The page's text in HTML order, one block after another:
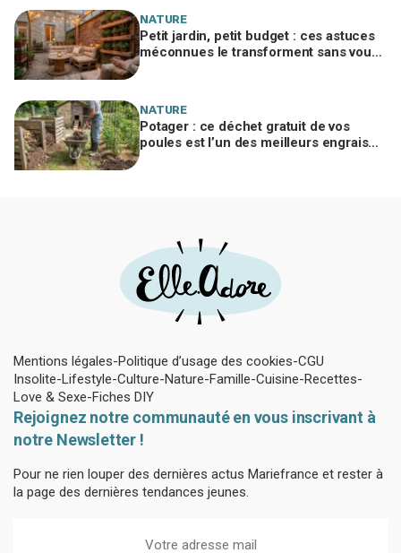
NATURE
Petit jardin, petit budget : ces astuces
méconnues le transforment sans vous
NATURE
Potager : ce déchet gratuit de vos
poules est l’un des meilleurs engrais
Mentions légales Politique d’usage des cookies CGU
Insolite Lifestyle Culture Nature Famille Cuisine Recettes
Love & Sexe Fiches DIY
Rejoignez notre communauté en vous inscrivant à
notre Newsletter !
Pour ne rien louper des dernières actus Mariefrance et rester à
la page des dernières tendances jeunes.